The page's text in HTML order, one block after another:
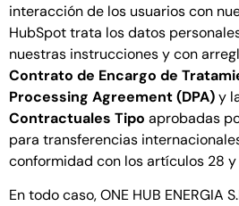
interacción de los usuarios con
HubSpot trata los datos
nuestras instrucciones y con
Contrato de Encargo de
Processing Agreement (DPA)y
Contractuales Tipo aprobadas
para transferencias
conformidad con los artículos 28 y
En todo caso, ONE HUB ENERGIA